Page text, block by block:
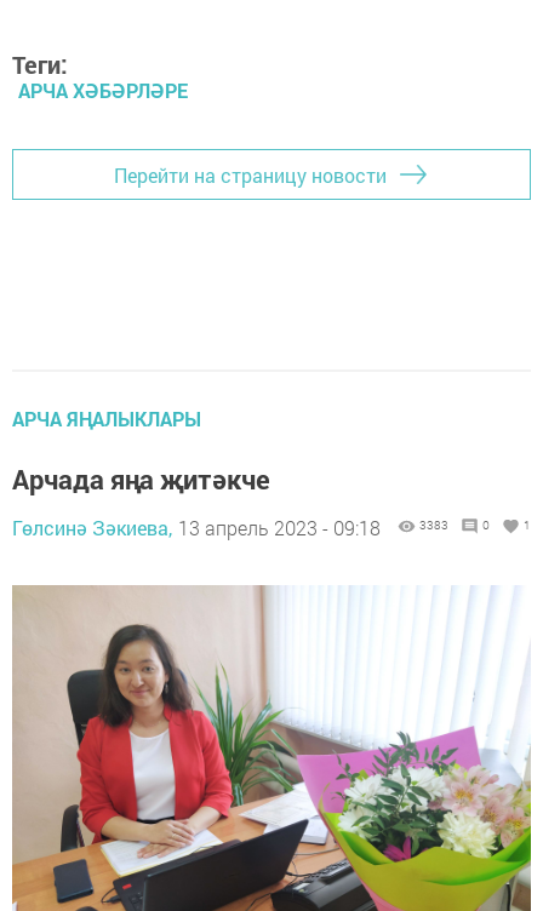
Теги:
АРЧА ХӘБӘРЛӘРЕ
Перейти на страницу новости
АРЧА ЯҢАЛЫКЛАРЫ
Арчада яңа җитәкче
Гөлсинә Зәкиева, 13 апрель 2023 - 09:18 3383 0 1